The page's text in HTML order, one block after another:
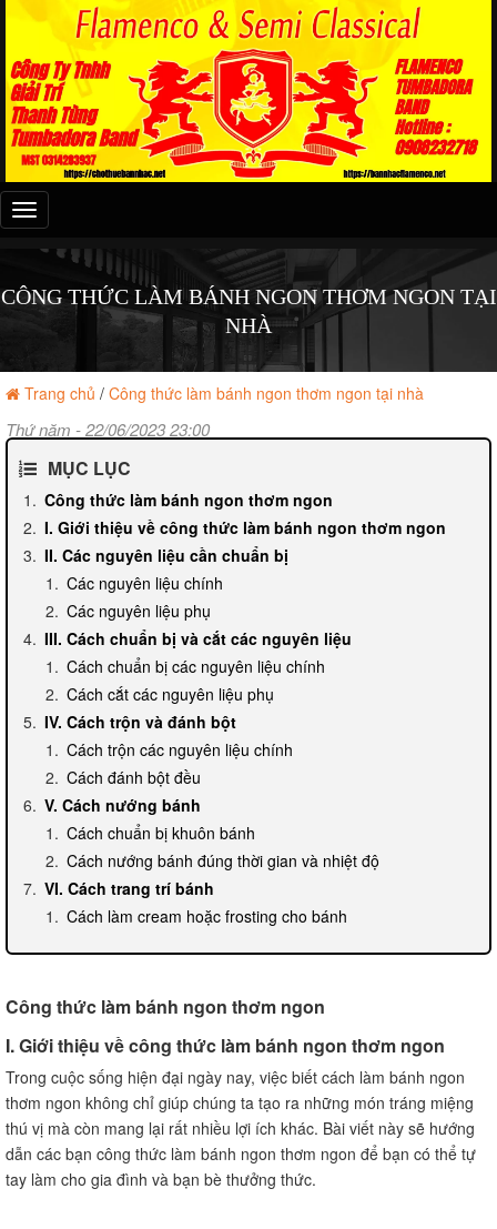
Đây
là
menu
CÔNG THỨC LÀM BÁNH NGON THƠM NGON TẠI
NHÀ
Trang chủ / Công thức làm bánh ngon thơm ngon tại nhà
Thứ năm - 22/06/2023 23:00
MỤC LỤC
Công thức làm bánh ngon thơm ngon
I. Giới thiệu về công thức làm bánh ngon thơm ngon
II. Các nguyên liệu cần chuẩn bị
Các nguyên liệu chính
Các nguyên liệu phụ
III. Cách chuẩn bị và cắt các nguyên liệu
Cách chuẩn bị các nguyên liệu chính
Cách cắt các nguyên liệu phụ
IV. Cách trộn và đánh bột
Cách trộn các nguyên liệu chính
Cách đánh bột đều
V. Cách nướng bánh
Cách chuẩn bị khuôn bánh
Cách nướng bánh đúng thời gian và nhiệt độ
VI. Cách trang trí bánh
Cách làm cream hoặc frosting cho bánh
Cách bảo quản bánh để giữ được hương vị và thơm ngon
lâu
Thời gian bảo quản bánh
VIII. Các lưu ý khi làm bánh
Các lưu ý về quy trình làm bánh
Các lưu ý về chọn nguyên liệu
IX. Các biến thể của công thức
Các biến thể về hương vị
Công thức làm bánh ngon thơm ngon
I. Giới thiệu về công thức làm bánh ngon thơm ngon
Trong cuộc sống hiện đại ngày nay, việc biết cách làm bánh ngon
thơm ngon không chỉ giúp chúng ta tạo ra những món tráng miệng
thú vị mà còn mang lại rất nhiều lợi ích khác. Bài viết này sẽ hướng
dẫn các bạn công thức làm bánh ngon thơm ngon để bạn có thể tự
tay làm cho gia đình và bạn bè thưởng thức.